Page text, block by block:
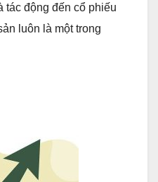
tác động đến cổ phiếu
luôn là một trong